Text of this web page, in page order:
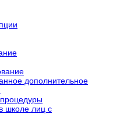
дополнительное
школе лиц с